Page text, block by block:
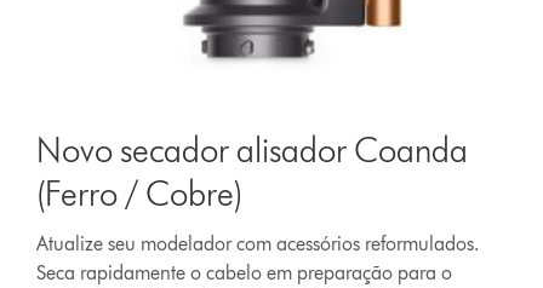
Novo secador alisador Coanda
(Ferro / Cobre)
Atualize seu modelador com acessórios reformulados.
Seca rapidamente o cabelo em preparação para o